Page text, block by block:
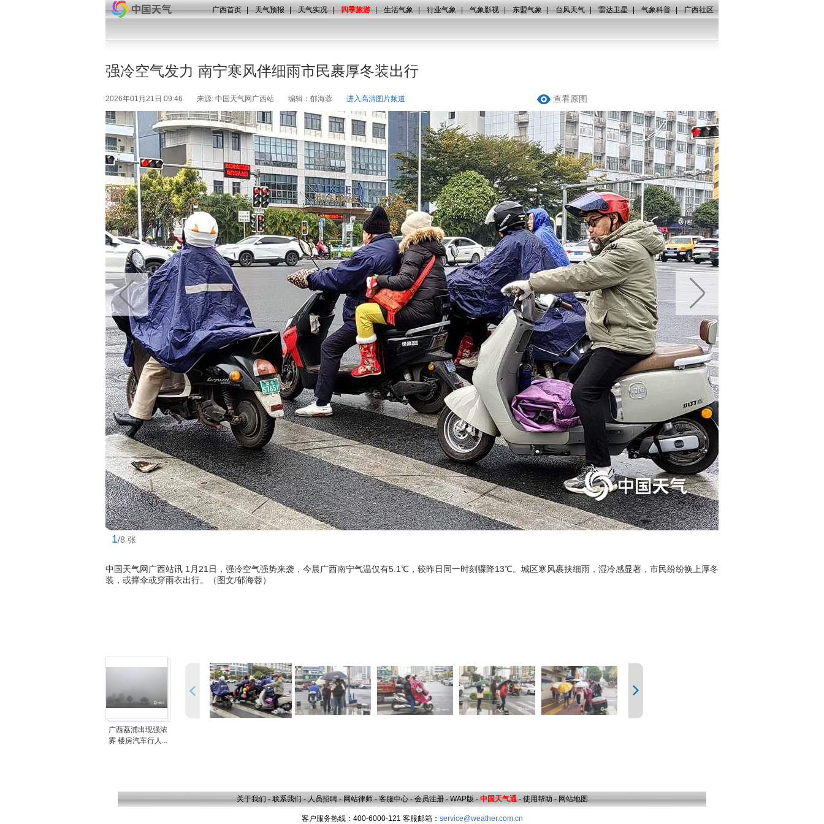
广西首页 | 天气预报 | 天气实况 | 四季旅游 | 生活气象 | 行业气象 | 气象影视 | 东盟气象 | 台风天气 | 雷达卫星 | 气象科普 | 广西社区
强冷空气发力 南宁寒风伴细雨市民裹厚冬装出行
2026年01月21日 09:46 来源: 中国天气网广西站 编辑：郁海蓉 进入高清图片频道 查看原图
1/8 张
中国天气网广西站讯 1月21日，强冷空气强势来袭，今晨广西南宁气温仅有5.1℃，较昨日同一时刻骤降13℃。城区寒风裹挟细雨，湿冷感显著，市民纷纷换上厚冬
装，或撑伞或穿雨衣出行。（图文/郁海蓉）
广西荔浦出现强浓
雾 楼房汽车行人...
关于我们 - 联系我们 - 人员招聘 - 网站律师 - 客服中心 - 会员注册 - WAP版 - 中国天气通 - 使用帮助 - 网站地图
客户服务热线：400-6000-121 客服邮箱： service@weather.com.cn